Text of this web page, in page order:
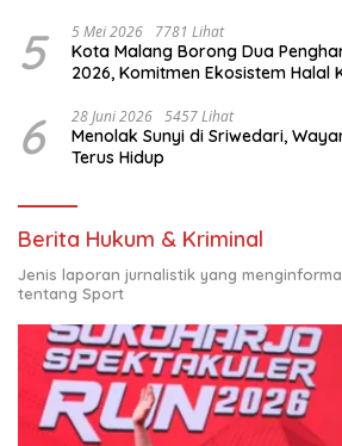
5 5 Mei 2026 7781 Lihat
Kota Malang Borong Dua
2026, Komitmen Ekosistem Halal
6 28 Juni 2026 5457 Lihat
Menolak Sunyi di Sriwedari,
Terus Hidup
Berita Hukum & Kriminal
Jenis laporan jurnalistik yang
tentang Sport